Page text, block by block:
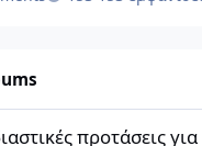
για μείωση έλλειψη
προτάσεις